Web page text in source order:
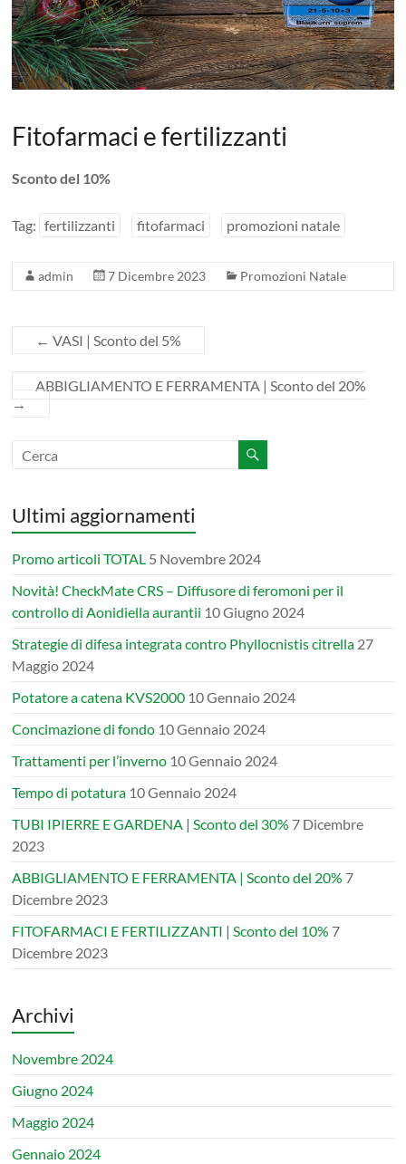
Fitofarmaci e fertilizzanti
Sconto del 10%
Tag: fertilizzanti fitofarmaci promozioni natale
admin 7 Dicembre 2023 Promozioni Natale
← VASI | Sconto del 5%
ABBIGLIAMENTO E FERRAMENTA | Sconto del 20%
→
Ultimi aggiornamenti
Promo articoli TOTAL 5 Novembre 2024
Novità! CheckMate CRS – Diffusore di feromoni per il
controllo di Aonidiella aurantii 10 Giugno 2024
Strategie di difesa integrata contro Phyllocnistis citrella 27
Maggio 2024
Potatore a catena KVS2000 10 Gennaio 2024
Concimazione di fondo 10 Gennaio 2024
Trattamenti per l’inverno 10 Gennaio 2024
Tempo di potatura 10 Gennaio 2024
TUBI IPIERRE E GARDENA | Sconto del 30% 7 Dicembre
2023
ABBIGLIAMENTO E FERRAMENTA | Sconto del 20% 7
Dicembre 2023
FITOFARMACI E FERTILIZZANTI | Sconto del 10% 7
Dicembre 2023
Archivi
Novembre 2024
Giugno 2024
Maggio 2024
Gennaio 2024